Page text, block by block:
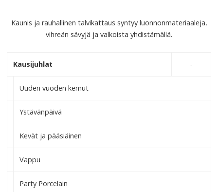
Kaunis ja rauhallinen talvikattaus syntyy luonnonmateriaaleja,
vihreän sävyjä ja valkoista yhdistämällä.
Kausijuhlat
Uuden vuoden kemut
Ystävänpäivä
Kevät ja pääsiäinen
Vappu
Party Porcelain